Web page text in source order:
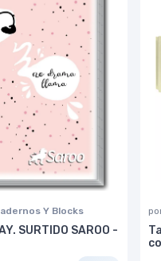
Y Blocks
SURTIDO SAROO -